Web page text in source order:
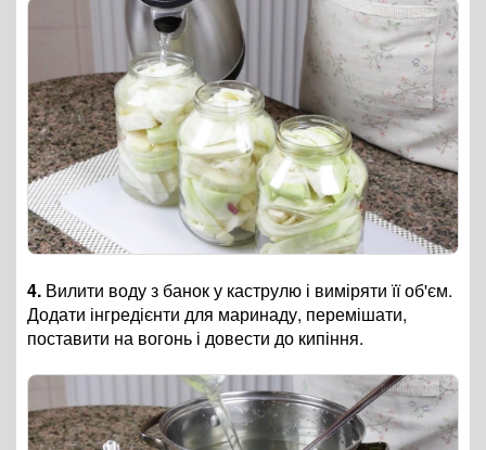
4. Вилити воду з банок у каструлю і виміряти її об'єм.
Додати інгредієнти для маринаду, перемішати,
поставити на вогонь і довести до кипіння.